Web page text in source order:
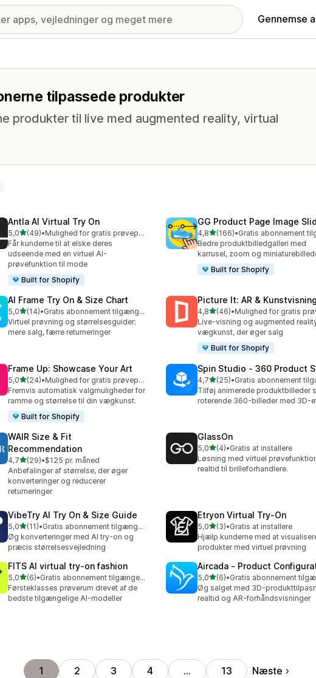
Gennemse
tilpassede produkter
produkter til live med augmented reality, virtual
Antla AI Virtual Try On
5,0ud af 5 stjerner
(49)
49 anmeldelser i alt
•
Mulighed for gratis prøveperiode
Får kunderne til at elske deres
udseende med en virtuel AI-
prøvefunktion til mode
Built for Shopify
GG Product Page Image
4,8ud af 5 stjerner
(166)
166 anmeldelser i alt
•
Bedre produktbilledgalleri med
karrusel, zoom og
Built for Shopify
AI Frame Try On & Size Chart
5,0ud af 5 stjerner
(14)
14 anmeldelser i alt
•
Gratis abonnement tilgængeligt
Virtuel prøvning og størrelsesguider:
mere salg, færre returneringer
Picture It: AR & Kunstvisning
4,8ud af 5 stjerner
(46)
46 anmeldelser i alt
•
Live-visning og augmented
vægkunst, der øger salg
Built for Shopify
Frame Up: Showcase Your Art
5,0ud af 5 stjerner
(24)
24 anmeldelser i alt
•
Mulighed for gratis prøveperiode
Fremvis automatisk valgmuligheder for
ramme og størrelse til din vægkunst.
Built for Shopify
Spin Studio ‑ 360 Product
4,7ud af 5 stjerner
(25)
25 anmeldelser i alt
•
Tilføj animerede produktbilleder
roterende 360-billeder med 3D-
WAIR Size & Fit
Recommendation
4,7ud af 5 stjerner
(29)
29 anmeldelser i alt
•$125 pr. måned
Anbefalinger af størrelse, der øger
konverteringer og reducerer
returneringer
GlassOn
5,0ud af 5 stjerner
(4)
4 anmeldelser i alt
•Gratis at installere
Løsning med virtuel
realtid til brilleforhandlere.
VibeTry AI Try On & Size Guide
5,0ud af 5 stjerner
(11)
11 anmeldelser i alt
•
Gratis abonnement tilgængeligt
Øg konverteringer med AI try-on og
præcis størrelsesvejledning
Etryon Virtual Try‑On
5,0ud af 5 stjerner
(3)
3 anmeldelser i alt
•Gratis at installere
Hjælp kunderne med at
produkter med virtuel prøvning
FITS AI virtual try‑on fashion
5,0ud af 5 stjerner
(6)
6 anmeldelser i alt
•
Gratis abonnement tilgængeligt
Førsteklasses prøverum drevet af de
bedste tilgængelige AI-modeller
Aircada ‑ Product
5,0ud af 5 stjerner
(6)
6 anmeldelser i alt
•
Øg salget med 3D-
realtid og AR-forhåndsvisninger
1 2 3 4 … 13 Næste